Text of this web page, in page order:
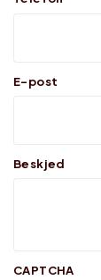
E-post
Beskjed
CAPTCHA